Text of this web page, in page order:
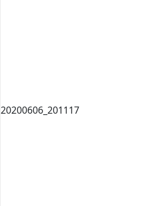
20200606_201117